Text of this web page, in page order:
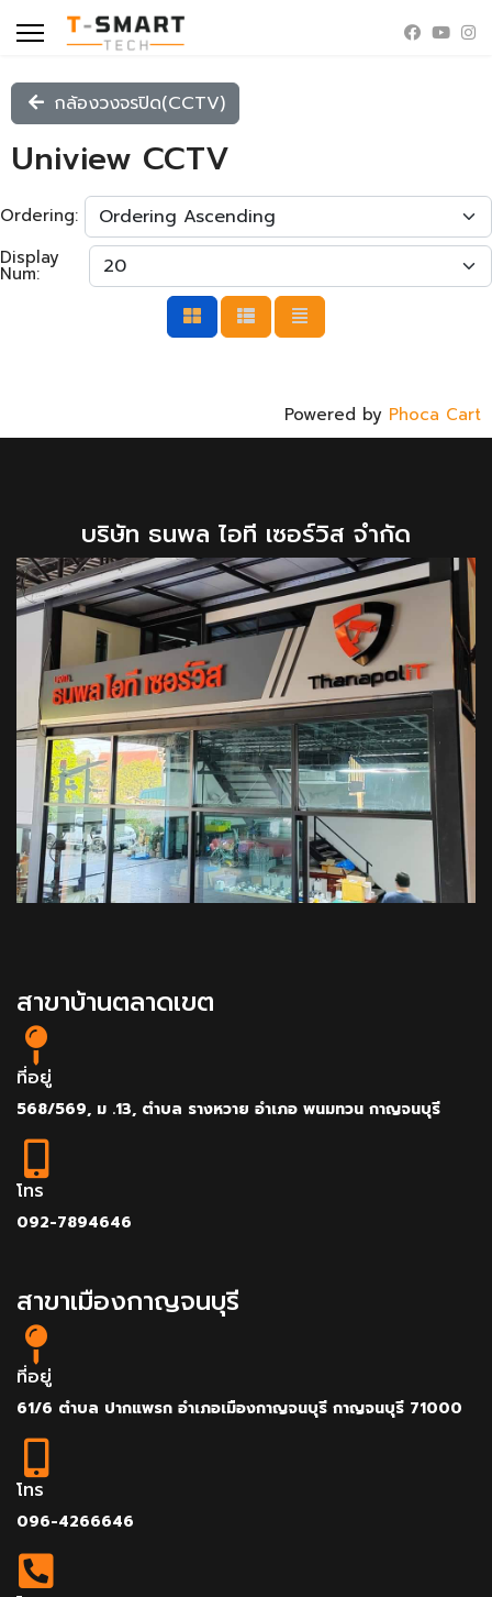
กล้องวงจรปิด(CCTV)
Uniview CCTV
Ordering:
Display
Num:
Powered by Phoca Cart
บริษัท ธนพล ไอที เซอร์วิส จำกัด
สาขาบ้านตลาดเขต
ที่อยู่
568/569, ม .13, ตำบล รางหวาย อำเภอ พนมทวน กาญจนบุรี
โทร
092-7894646
สาขาเมืองกาญจนบุรี
ที่อยู่
61/6 ตำบล ปากแพรก อำเภอเมืองกาญจนบุรี กาญจนบุรี 71000
โทร
096-4266646